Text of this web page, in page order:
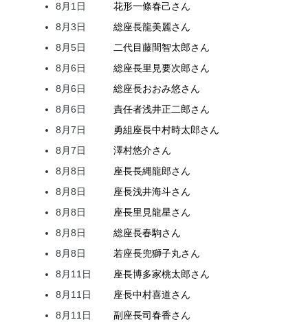
8月1日
花形一條春己さん
8月3日
総座長龍美麗さん
8月5日
二代目藤間智太郎さん
8月6日
総座長里見要次郎さん
8月6日
総座長おおみ悠さん
8月6日
責任者浅井正二郎さん
8月7日
勇組座長中村時太郎さん
8月7日
澤村悠介さん
8月8日
座長長縄龍郎さん
8月8日
座長浅井海斗さん
8月8日
座長里見龍星さん
8月8日
総座長春駒さん
8月8日
若座長兜獅子丸さん
8月11日
座長博多家桃太郎さん
8月11日
座長中村喜道さん
8月11日
副座長司春香さん